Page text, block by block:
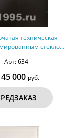
техническая
стеклом
Арт: 634
45 000 руб.